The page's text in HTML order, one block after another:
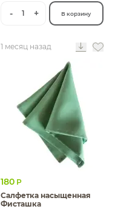
- 1 + В корзину
1 месяц назад
180 Р
Салфетка насыщенная
Фисташка